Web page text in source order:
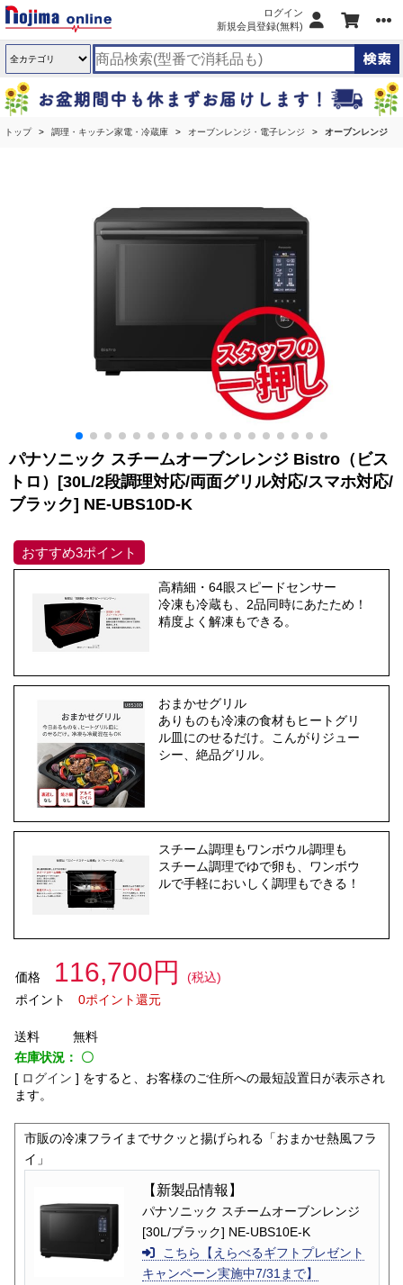
ログイン
新規会員登録(無料)
トップ 調理・キッチン家電・冷蔵庫 オーブンレンジ・電子レンジ オーブンレンジ
パナソニック スチームオーブンレンジ Bistro（ビス
トロ）[30L/2段調理対応/両面グリル対応/スマホ対応/
ブラック] NE-UBS10D-K
おすすめ3ポイント
高精細・64眼スピードセンサー
冷凍も冷蔵も、2品同時にあたため！
精度よく解凍もできる。
おまかせグリル
ありものも冷凍の食材もヒートグリ
ル皿にのせるだけ。こんがりジュー
シー、絶品グリル。
スチーム調理もワンボウル調理も
スチーム調理でゆで卵も、ワンボウ
ルで手軽においしく調理もできる！
価格 116,700円
(税込)
ポイント
0ポイント還元
送料
無料
在庫状況： 〇
[ ログイン ] をすると、お客様のご住所への最短設置日が表示され
ます。
市販の冷凍フライまでサクッと揚げられる「おまかせ熱風フラ
イ」
【新製品情報】
パナソニック スチームオーブンレンジ
[30L/ブラック] NE-UBS10E-K
こちら【えらべるギフトプレゼント
キャンペーン実施中7/31まで】